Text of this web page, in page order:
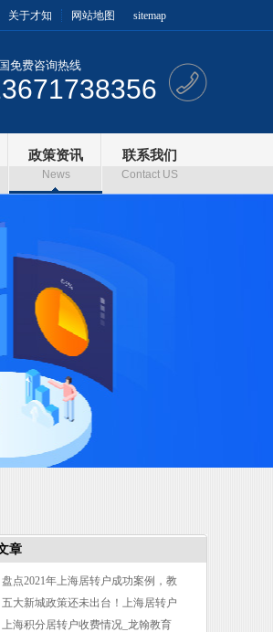
关于才知 网站地图 sitemap
免费咨询热线
政策资讯
News
联系我们
Contact US
章
盘点2021年上海居转户成功案例，教
你落户少走弯路
五大新城政策还未出台！上海居转户
张江科学城有好消息了？
上海积分居转户收费情况_龙翰教育